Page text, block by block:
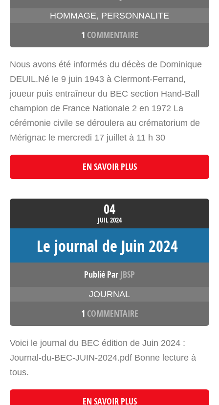
HOMMAGE, PERSONNALITE
1 COMMENTAIRE
Nous avons été informés du décès de Dominique
DEUIL.Né le 9 juin 1943 à Clermont-Ferrand,
joueur puis entraîneur du BEC section Hand-Ball
champion de France Nationale 2 en 1972 La
cérémonie civile se déroulera au crématorium de
Mérignac le mercredi 17 juillet à 11 h 30
EN SAVOIR PLUS
04
JUIL2024
Le journal de Juin 2024
Publié Par JBSP
JOURNAL
1 COMMENTAIRE
Voici le journal du BEC édition de Juin 2024 :
Journal-du-BEC-JUIN-2024.pdf Bonne lecture à
tous.
EN SAVOIR PLUS